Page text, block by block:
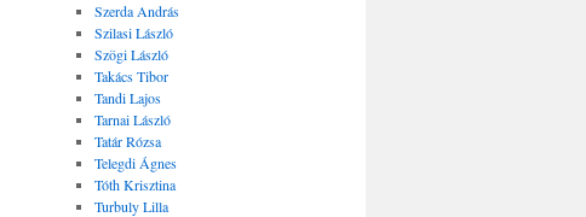
Szerda András
Szilasi László
Szögi László
Takács Tibor
Tandi Lajos
Tarnai László
Tatár Rózsa
Telegdi Ágnes
Tóth Krisztina
Turbuly Lilla